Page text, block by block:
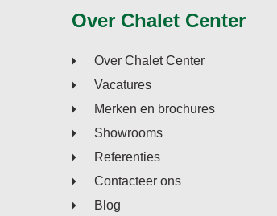
Over Chalet Center
Over Chalet Center
Vacatures
Merken en brochures
Showrooms
Referenties
Contacteer ons
Blog